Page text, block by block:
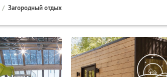
Загородный отдых